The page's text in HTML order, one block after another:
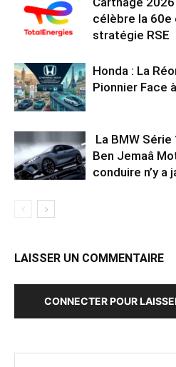
célèbre la
stratégie RSE
Honda : La
Pionnier Face
La BMW
Ben Jemaâ
conduire n’y a
LAISSER UN COMMENTAIRE
CONNECTER POUR